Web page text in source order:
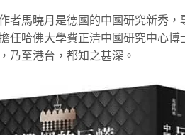
者馬曉月是德國的中國研究新秀，
任哈佛大學費正清中國研究中心
乃至港台，都知之甚深。